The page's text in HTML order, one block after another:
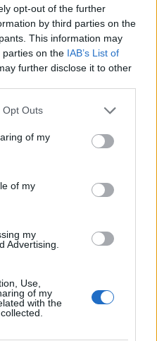
opt-out of the further
by third parties on the
This information may
parties on the IAB’s List of
further disclose it to other
uses one or more Google
behaviour. You may click to
and its third-party tags to
purposes in below Google
Opt Outs
of my
of my
my
Advertising.
Use,
of my
with the
27°
καιρός
30°